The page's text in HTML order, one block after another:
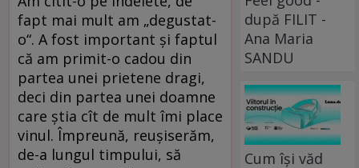
fapt mai mult am „degustat-
o“. A fost important și faptul
că am primit-o cadou din
partea unei prietene dragi,
deci din partea unei doamne
care știa cît de mult îmi place
vinul. Împreună, reușiserăm,
de-a lungul timpului, să
după FILIT -
Ana Maria
SANDU
Cum își văd